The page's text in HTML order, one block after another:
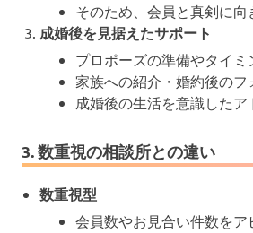
そのため、会員と真剣に向
成婚後を見据えたサポート
プロポーズの準備やタイミ
家族への紹介・婚約後のフ
成婚後の生活を意識した
3. 数重視の相談所との違い
数重視型
会員数やお見合い件数をア